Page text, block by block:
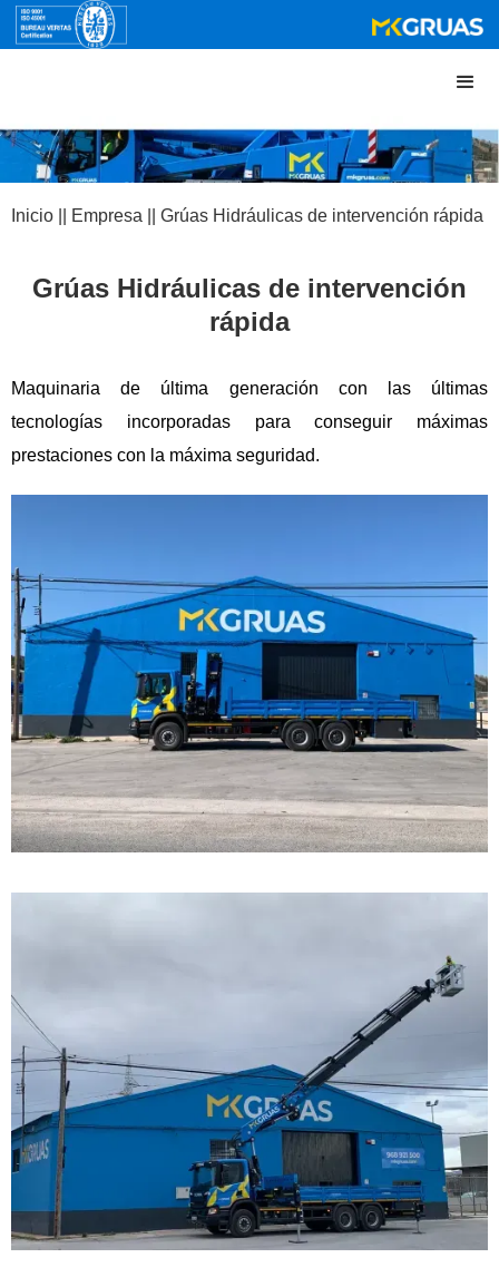
Inicio || Empresa || Grúas Hidráulicas de intervención rápida
Grúas Hidráulicas de intervención
rápida
Maquinaria de última generación con las últimas
tecnologías incorporadas para conseguir máximas
prestaciones con la máxima seguridad.